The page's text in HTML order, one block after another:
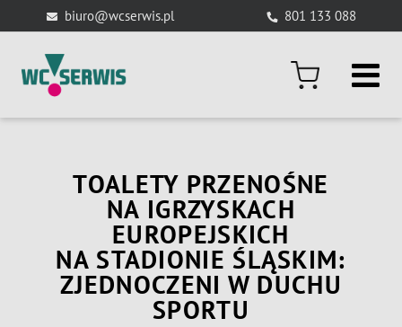
to
content
biuro@wcserwis.pl 801 133 088
TOALETY PRZENOŚNE
NA IGRZYSKACH
EUROPEJSKICH
NA STADIONIE ŚLĄSKIM:
ZJEDNOCZENI W DUCHU
SPORTU